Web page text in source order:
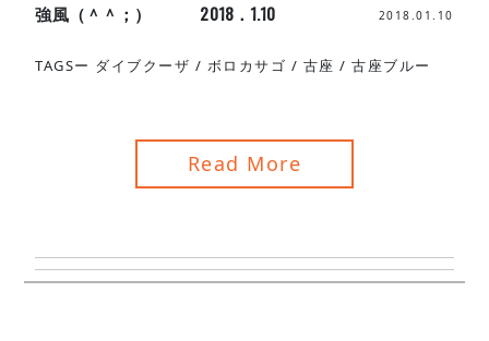
強風（＾＾；） 2018．1.10 2018.01.10
TAGSー ダイブクーザ / ボロカサゴ / 古座 /古座ブルー
Read More